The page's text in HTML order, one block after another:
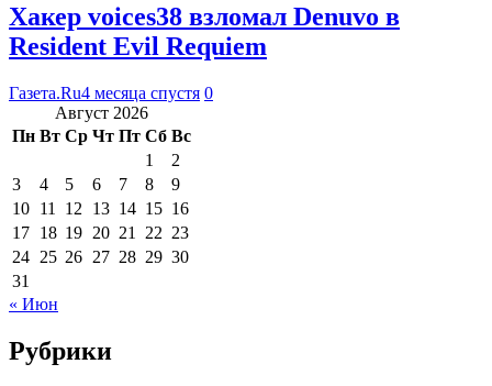
Хакер voices38 взломал Denuvo в
Resident Evil Requiem
Газета.Ru4 месяца спустя 0
Август 2026
Пн Вт Ср Чт Пт Сб Вс
1
2
3
4 5 6 7 8
9
10 11 12 13 14 15 16
17 18 19 20 21 22 23
24 25 26 27 28 29 30
31
« Июн
Рубрики